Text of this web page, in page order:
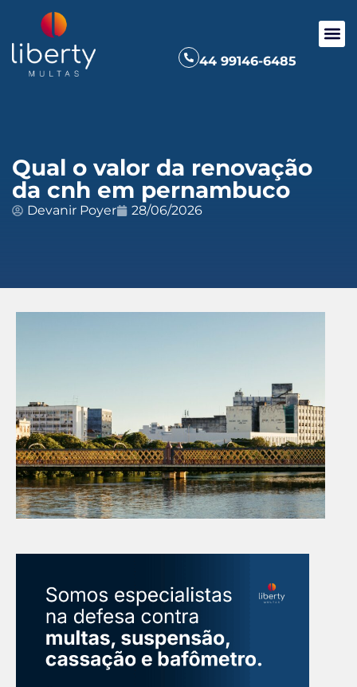
44 99146-6485
Qual o valor da renovação
da cnh em pernambuco
Devanir Poyer 28/06/2026